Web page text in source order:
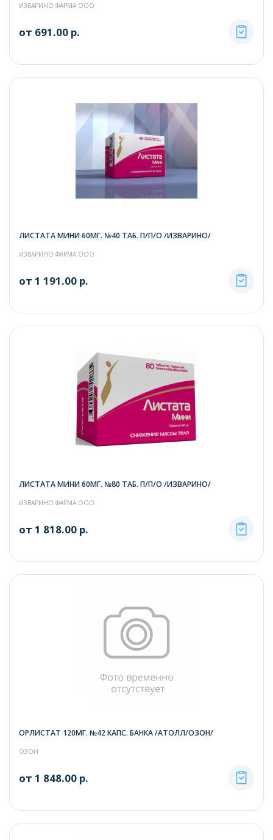
ИЗВАРИНО ФАРМА ООО
от 691.00 р.
ЛИСТАТА МИНИ 60МГ. №40 ТАБ. П/П/О /ИЗВАРИНО/
ИЗВАРИНО ФАРМА ООО
от 1 191.00 р.
ЛИСТАТА МИНИ 60МГ. №80 ТАБ. П/П/О /ИЗВАРИНО/
ИЗВАРИНО ФАРМА ООО
от 1 818.00 р.
ОРЛИСТАТ 120МГ. №42 КАПС. БАНКА /АТОЛЛ/ОЗОН/
ОЗОН
от 1 848.00 р.